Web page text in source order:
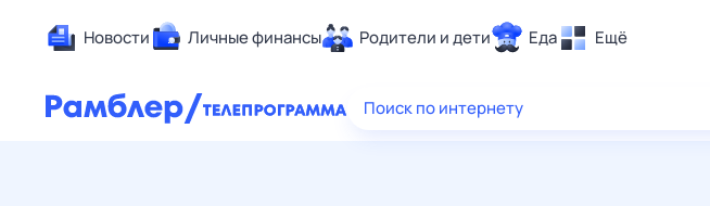
Новости Личные финансы Родители и дети Еда Ещё
Здоровье
Поиск по интернету